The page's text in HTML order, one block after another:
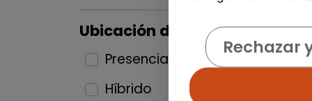
Ubicación del puesto
Presencial
Híbrido
Rechazar